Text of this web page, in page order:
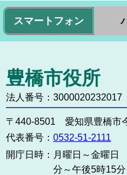
スマートフォン
豊橋市役所
法人番号：3000020232017
〒440-8501 愛知県豊橋市
代表番号： 0532-51-2111
開庁日時： 月曜日～金曜日
分～午後5時15